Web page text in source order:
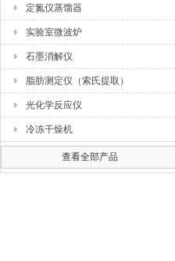
定氮仪蒸馏器
实验室微波炉
石墨消解仪
脂肪测定仪（索氏提取）
光化学反应仪
冷冻干燥机
查看全部产品